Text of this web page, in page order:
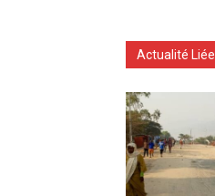
Actualité Liée